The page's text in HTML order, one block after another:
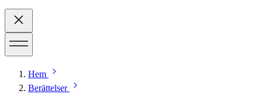
Hem
Berättelser